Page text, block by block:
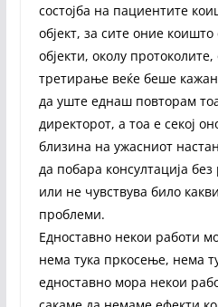
состојба на пациентите
објект, за сите оние
објекти, околу
третирање веќе беше
да уште еднаш повторам
директорот, а тоа е секој
близина на ужасниот
да побара консултација
или не чувствува било
проблеми.
Едноставно некои работи
нема тука пркосење, нема
едноставно мора некои